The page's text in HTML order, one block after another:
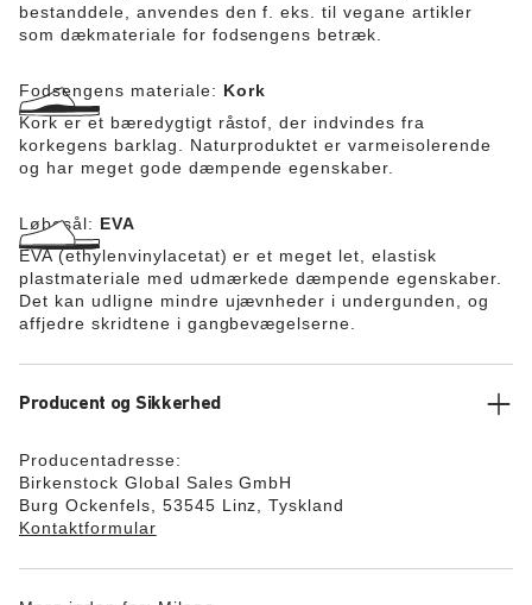
bestanddele, anvendes den f. eks. til vegane artikler
som dækmateriale for fodsengens betræk.
Fodsengens materiale: Kork
Kork er et bæredygtigt råstof, der indvindes fra
korkegens barklag. Naturproduktet er varmeisolerende
og har meget gode dæmpende egenskaber.
Løbesål: EVA
EVA (ethylenvinylacetat) er et meget let, elastisk
plastmateriale med udmærkede dæmpende egenskaber.
Det kan udligne mindre ujævnheder i undergunden, og
affjedre skridtene i gangbevægelserne.
Producent og Sikkerhed
Producentadresse:
Birkenstock Global Sales GmbH
Burg Ockenfels, 53545 Linz, Tyskland
Kontaktformular